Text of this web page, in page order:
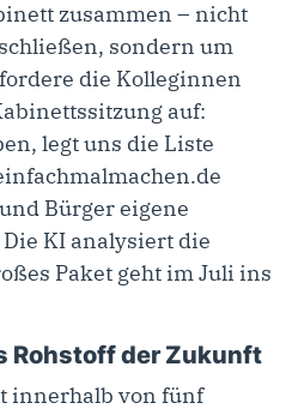
zusammen – nicht
sondern um
die Kolleginnen
auf:
legt uns die Liste
Bürger eigene
KI analysiert die
Paket geht im Juli ins
Rohstoff der Zukunft
innerhalb von fünf